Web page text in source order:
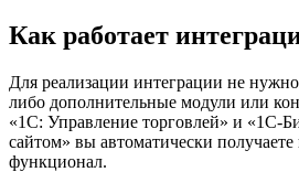
Как работает
Для реализации интеграции не
либо дополнительные модули или
«1С: Управление торговлей» и «1С-
сайтом» вы автоматически
функционал.